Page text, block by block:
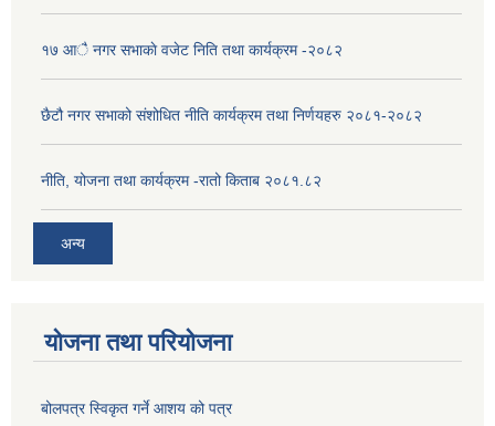
१७ आै नगर सभाकाे वजेट निति तथा कार्यक्रम -२०८२
छैटौ नगर सभाको संशोधित नीति कार्यक्रम तथा निर्णयहरु २०८१-२०८२
नीति, योजना तथा कार्यक्रम -रातो किताब २०८१.८२
अन्य
योजना तथा परियोजना
बोलपत्र स्विकृत गर्ने आशय को पत्र